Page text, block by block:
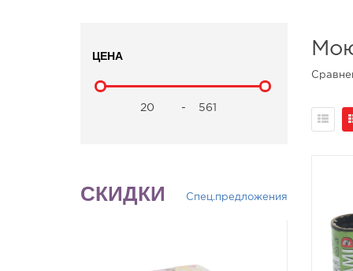
ЦЕНА
-
СКИДКИ Спец.предложения